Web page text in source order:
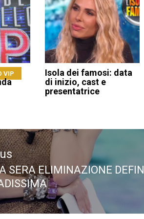
VIP
Isola dei famosi: data
di inizio, cast e
presentatrice
SERA ELIMINAZIONE